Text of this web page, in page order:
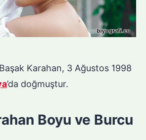
Başak Karahan, 3 Ağustos 1998
’da doğmuştur.
Boyu ve Burcu